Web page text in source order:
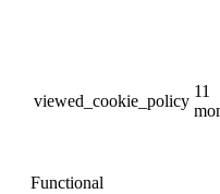
viewed_cookie_policy
11
Functional